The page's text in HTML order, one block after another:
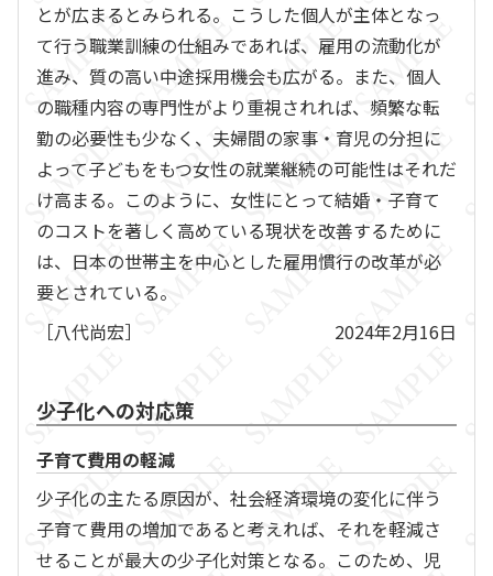
とが広まるとみられる。こうした個人が主体となっ
て行う職業訓練の仕組みであれば、雇用の流動化が
進み、質の高い中途採用機会も広がる。また、個人
の職種内容の専門性がより重視されれば、頻繁な転
勤の必要性も少なく、夫婦間の家事・育児の分担に
よって子どもをもつ女性の就業継続の可能性はそれだ
け高まる。このように、女性にとって結婚・子育て
のコストを著しく高めている現状を改善するために
は、日本の世帯主を中心とした雇用慣行の改革が必
要とされている。
［八代尚宏］
2024年2月16日
少子化への対応策
子育て費用の軽減
少子化の主たる原因が、社会経済環境の変化に伴う
子育て費用の増加であると考えれば、それを軽減さ
せることが最大の少子化対策となる。このため、児